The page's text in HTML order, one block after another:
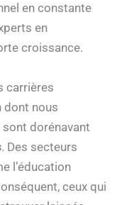
en constante
en
croissance.
carrières
dont nous
dorénavant
. Des secteurs
l’éducation
ceux qui